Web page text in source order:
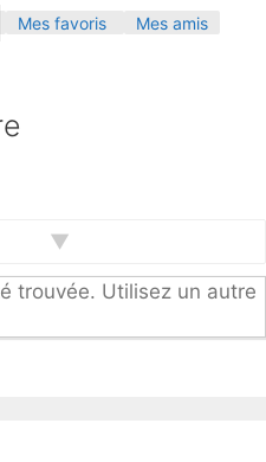
Mes favoris
Mes amis
trouvée. Utilisez un autre